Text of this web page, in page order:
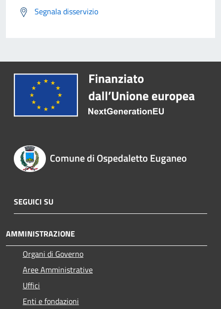
Segnala disservizio
Comune di Ospedaletto Euganeo
SEGUICI SU
AMMINISTRAZIONE
Organi di Governo
Aree Amministrative
Uffici
Enti e fondazioni